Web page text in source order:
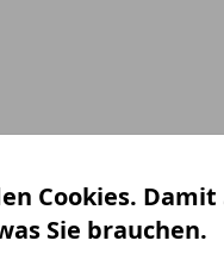
Cookies.
Sie brauchen.